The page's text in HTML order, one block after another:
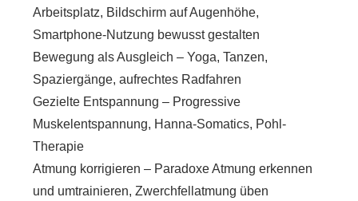
Arbeitsplatz, Bildschirm auf Augenhöhe,
Smartphone-Nutzung bewusst gestalten
Bewegung als Ausgleich – Yoga, Tanzen,
Spaziergänge, aufrechtes Radfahren
Gezielte Entspannung – Progressive
Muskelentspannung, Hanna-Somatics, Pohl-
Therapie
Atmung korrigieren – Paradoxe Atmung erkennen
und umtrainieren, Zwerchfellatmung üben